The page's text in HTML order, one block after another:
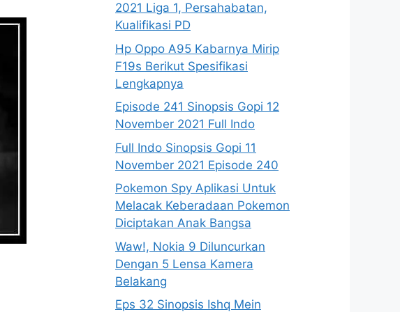
2021 Liga 1, Persahabatan,
Kualifikasi PD
Hp Oppo A95 Kabarnya Mirip
F19s Berikut Spesifikasi
Lengkapnya
Episode 241 Sinopsis Gopi 12
November 2021 Full Indo
Full Indo Sinopsis Gopi 11
November 2021 Episode 240
Pokemon Spy Aplikasi Untuk
Melacak Keberadaan Pokemon
Diciptakan Anak Bangsa
Waw!, Nokia 9 Diluncurkan
Dengan 5 Lensa Kamera
Belakang
Eps 32 Sinopsis Ishq Mein